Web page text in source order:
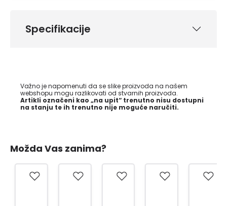
Specifikacije
Važno je napomenuti da se slike proizvoda na našem
webshopu mogu razlikovati od stvarnih proizvoda.
Artikli označeni kao „na upit“ trenutno nisu dostupni
na stanju te ih trenutno nije moguće naručiti.
Možda Vas zanima?